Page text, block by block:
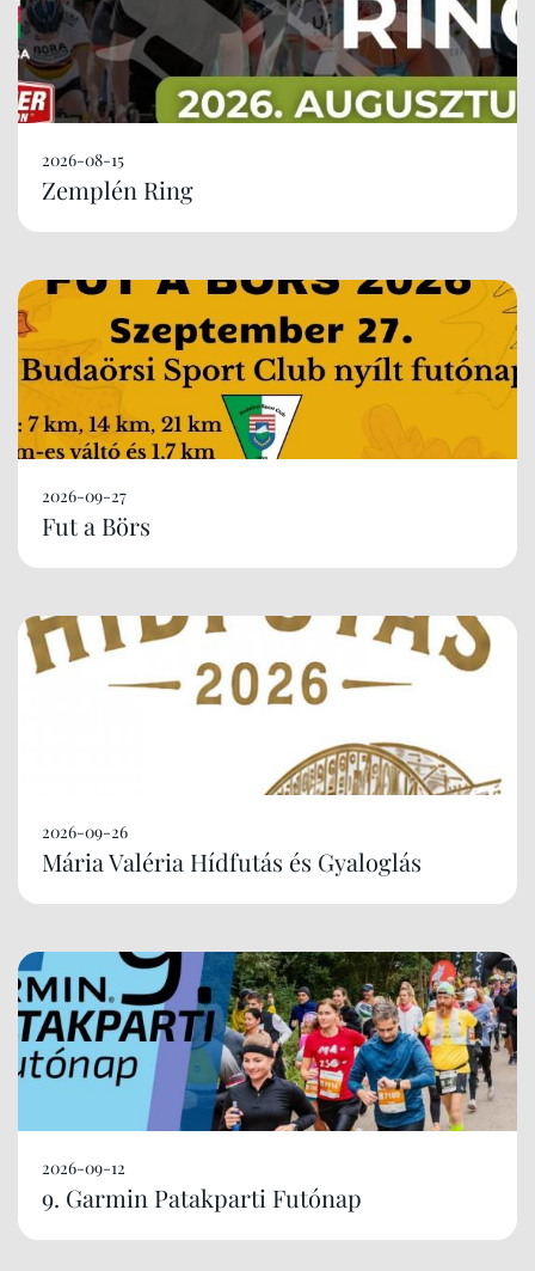
2026-08-15
Zemplén Ring
2026-09-27
Fut a Börs
2026-09-26
Mária Valéria Hídfutás és Gyaloglás
2026-09-12
9. Garmin Patakparti Futónap